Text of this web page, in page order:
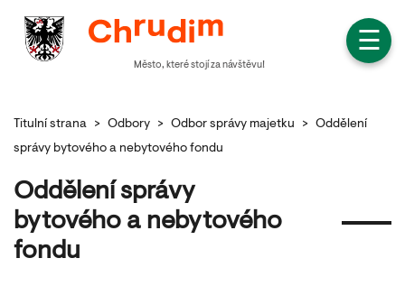
☰
Město, které stojí za návštěvu!
Titulní strana > Odbory > Odbor správy majetku > Oddělení
správy bytového a nebytového fondu
Oddělení správy
bytového a nebytového
fondu